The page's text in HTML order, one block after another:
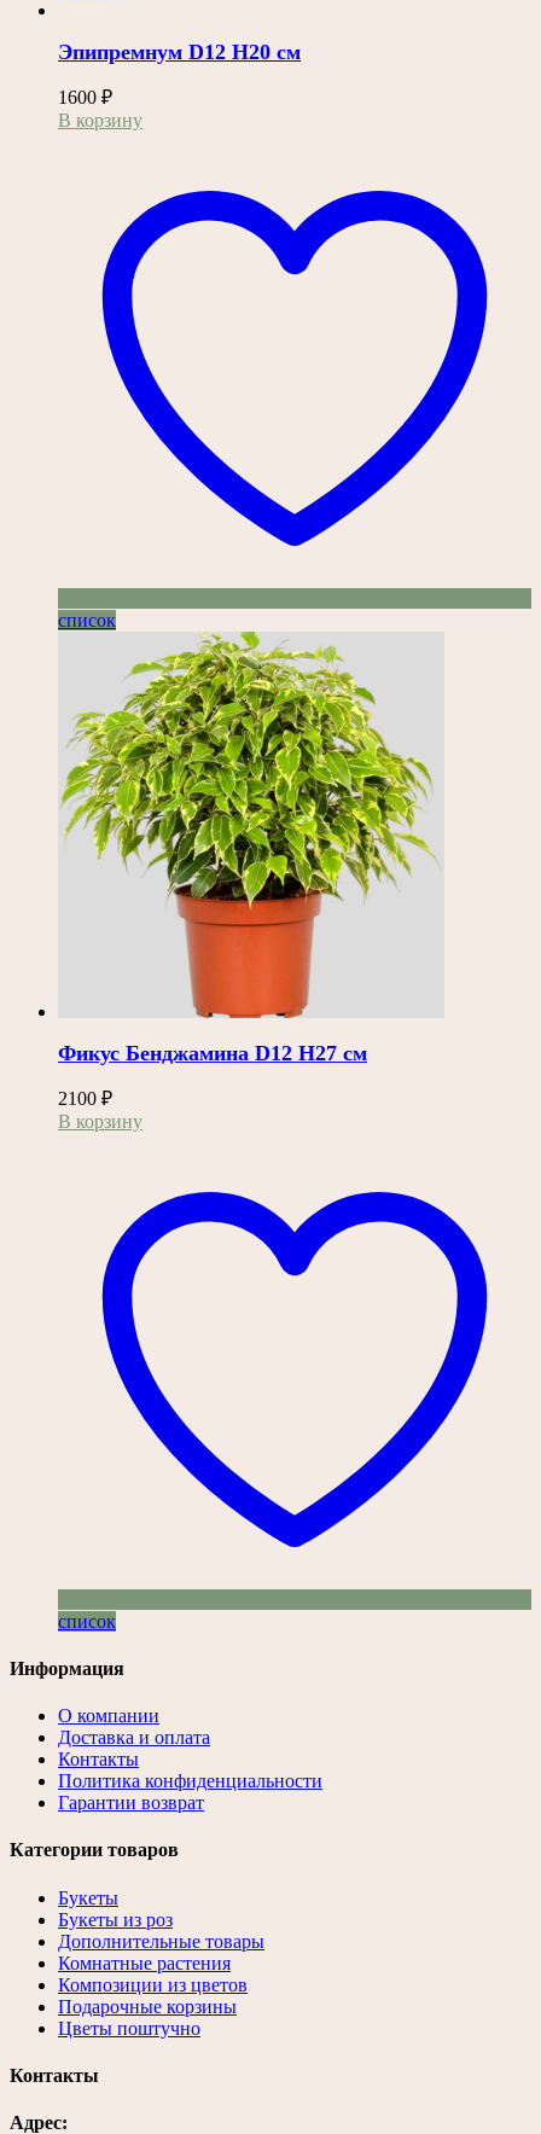
Эпипремнум D12 H20 см
1600 ₽
В корзину
список
Фикус Бенджамина D12 H27 см
2100 ₽
В корзину
список
Информация
О компании
Доставка и оплата
Контакты
Политика конфиденциальности
Гарантии возврат
Категории товаров
Букеты
Букеты из роз
Дополнительные товары
Комнатные растения
Композиции из цветов
Подарочные корзины
Цветы поштучно
Контакты
Адрес: